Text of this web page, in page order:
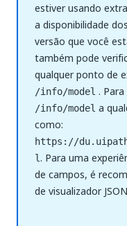
estiver usando
a disponibilidade
versão que você
também pode
qualquer ponto de
/info/model .
/info/model a
como:
https://
l. Para uma
de campos, é
de visualizador